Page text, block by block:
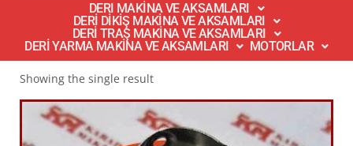
DERI MAKİNA VE AKSAMLARI
DERİ DİKİŞ MAKİNA VE AKSAMLARI
DERİ TRAŞ MAKİNA VE AKSAMLARI
DERİ YARMA MAKİNA VE AKSAMLARI
MOTORLAR
Showing the single result